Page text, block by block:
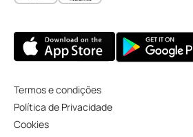
Termos e condições
Política de Privacidade
Cookies